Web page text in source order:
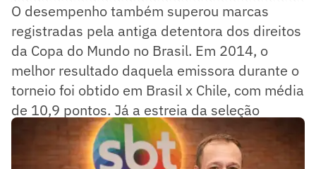
O desempenho também superou marcas
registradas pela antiga detentora dos direitos
da Copa do Mundo no Brasil. Em 2014, o
melhor resultado daquela emissora durante o
torneio foi obtido em Brasil x Chile, com média
de 10,9 pontos. Já a estreia da seleção
naquele Mundial marcou 9,2 pontos.